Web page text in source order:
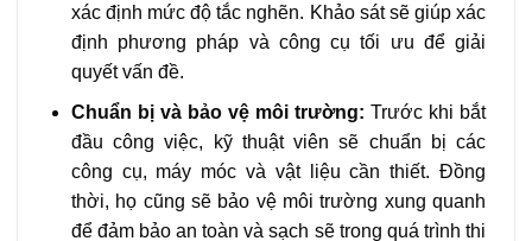
xác định mức độ tắc nghẽn. Khảo sát sẽ giúp xác
định phương pháp và công cụ tối ưu để giải
quyết vấn đề.
Chuẩn bị và bảo vệ môi trường: Trước khi bắt
đầu công việc, kỹ thuật viên sẽ chuẩn bị các
công cụ, máy móc và vật liệu cần thiết. Đồng
thời, họ cũng sẽ bảo vệ môi trường xung quanh
để đảm bảo an toàn và sạch sẽ trong quá trình thi